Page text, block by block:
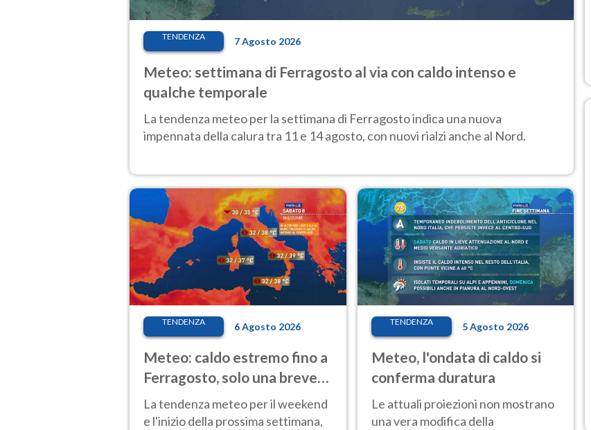
TENDENZA 7 Agosto 2026
Meteo: settimana di Ferragosto al via con caldo intenso e
qualche temporale
La tendenza meteo per la settimana di Ferragosto indica una nuova
impennata della calura tra 11 e 14 agosto, con nuovi rialzi anche al Nord.
TENDENZA 6 Agosto 2026
Meteo: caldo estremo fino a
Ferragosto, solo una breve
pausa. Ecco dove
La tendenza meteo per il weekend
e l'inizio della prossima settimana,
TENDENZA 5 Agosto 2026
Meteo, l'ondata di caldo si
conferma duratura
Le attuali proiezioni non mostrano
una vera modifica della